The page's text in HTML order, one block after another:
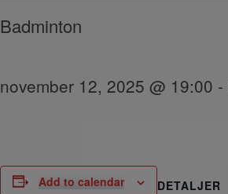
Badminton
november 12, 2025 @ 19:00 -
Add to calendar
DETALJER